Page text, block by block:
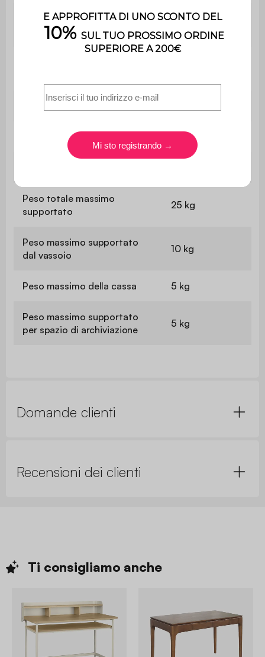
Immagazzinamento
L 29,5 x P 35,3 x
H 29,5 cm (x2)
Altezza dei piedi 44 cm
Peso totale massimo
supportato
25 kg
Peso massimo supportato
dal vassoio
10 kg
Peso massimo della cassa 5 kg
Peso massimo supportato
per spazio di archiviazione
5 kg
Domande clienti
Recensioni dei clienti
Ti consigliamo anche